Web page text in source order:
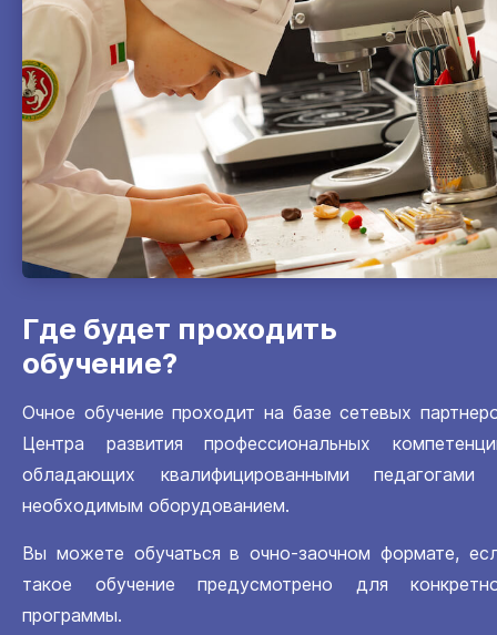
Где будет проходить
обучение?
Очное обучение проходит на базе сетевых
Центра развития профессиональных
обладающих квалифицированными педагогами
необходимым оборудованием.
Вы можете обучаться в очно-заочном формате,
такое обучение предусмотрено для
программы.